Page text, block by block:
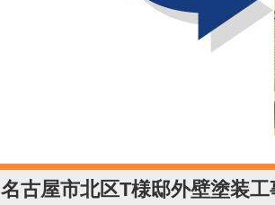
名古屋市北区T様邸外壁塗装